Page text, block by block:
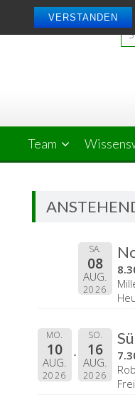
VERSTANDEN
Team
SA.
08
AUG.
2026
MO.
10
AUG.
2026
SO.
16
AUG.
2026